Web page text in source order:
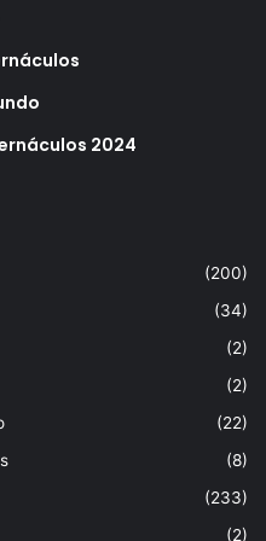
2024
(200)
(34)
(2)
(2)
(22)
(8)
(233)
(2)